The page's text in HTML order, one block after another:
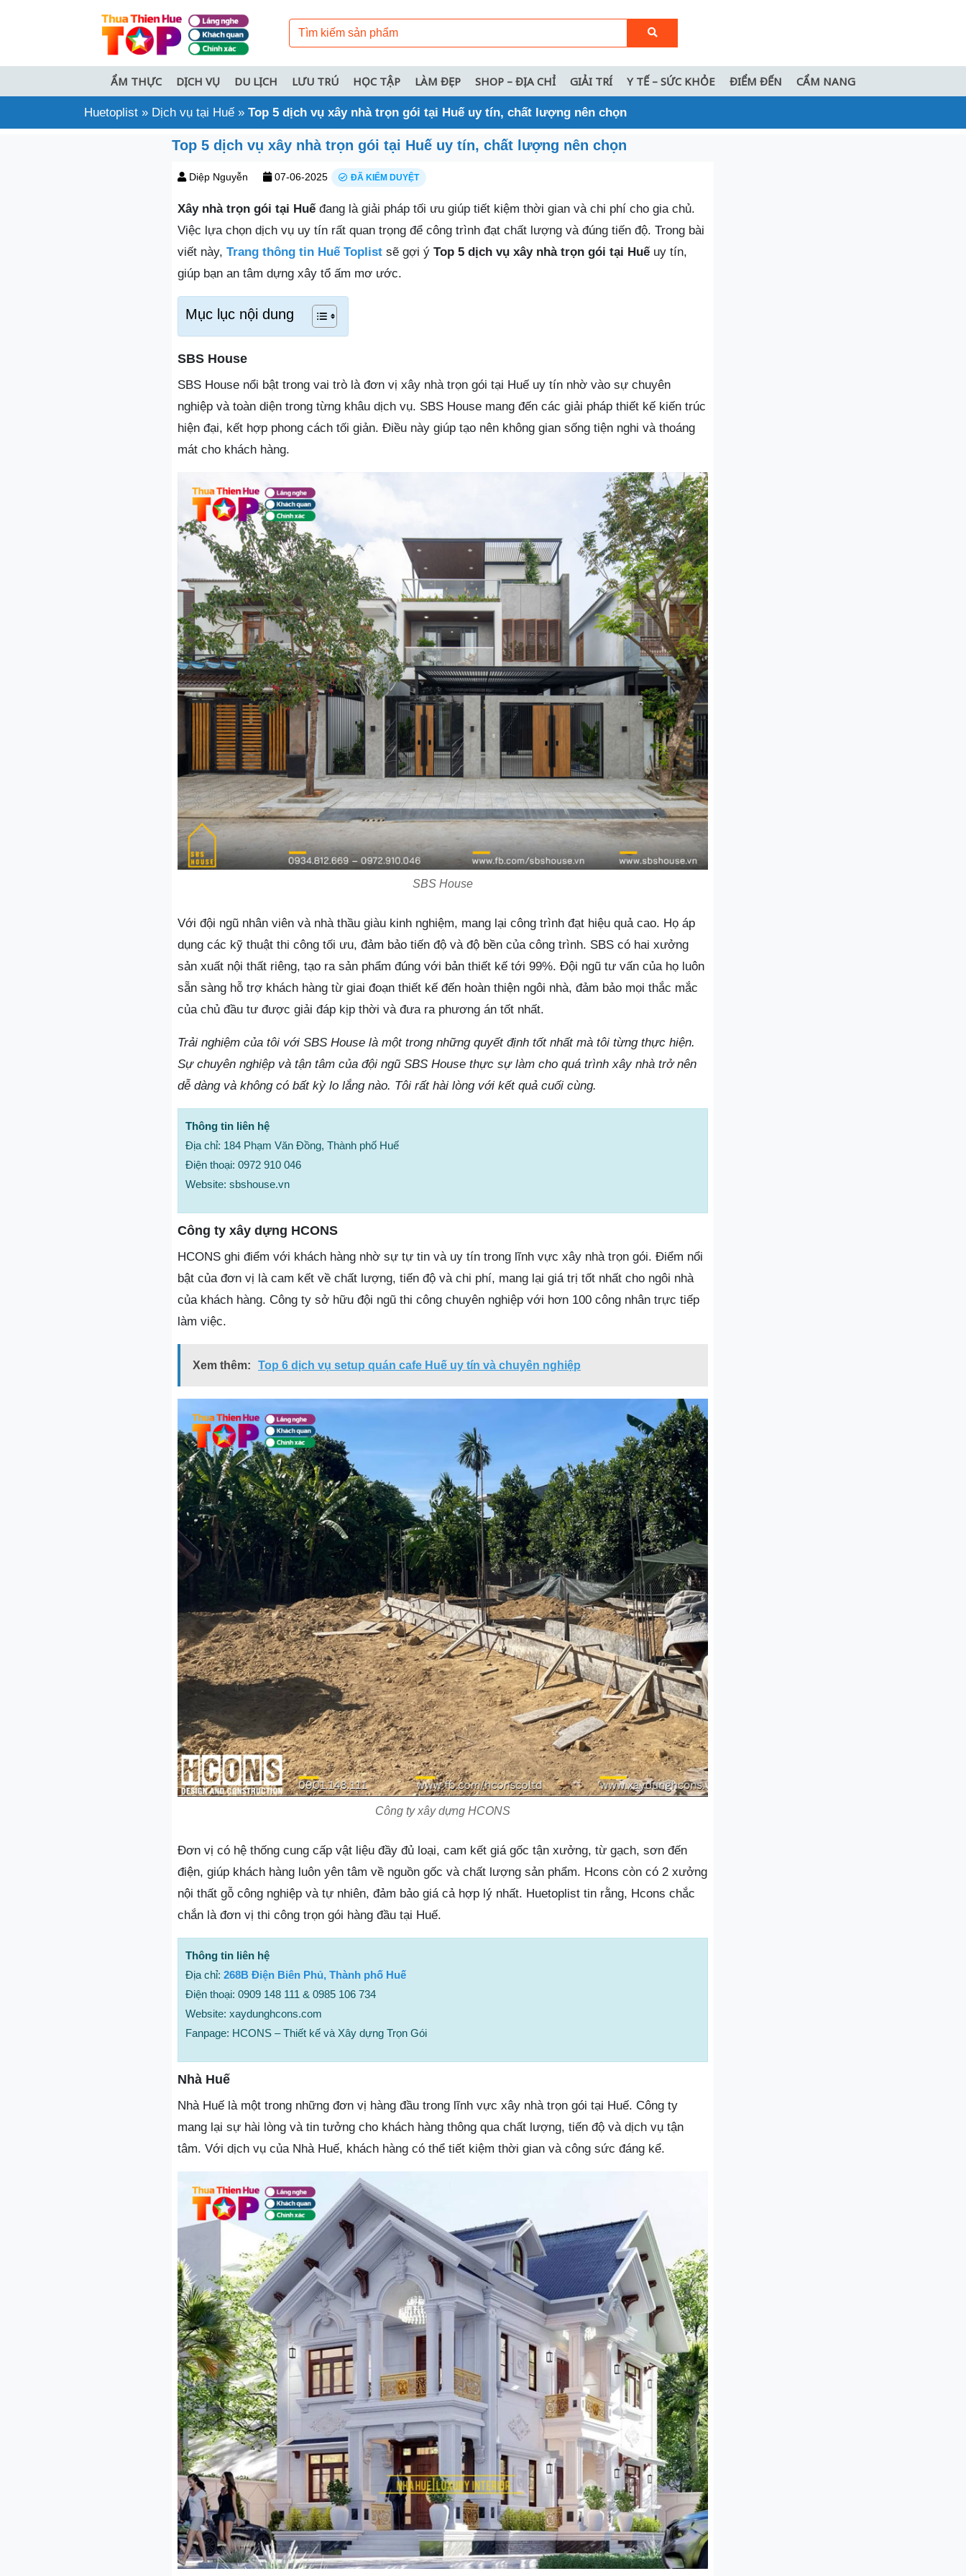
ẨM THỰC DỊCH VỤ DU LỊCH LƯU TRÚ HỌC TẬP LÀM ĐẸP SHOP – ĐỊA CHỈ GIẢI TRÍ Y TẾ – SỨC KHỎE ĐIỂM ĐẾN CẨM NANG
Huetoplist » Dịch vụ tại Huế » Top 5 dịch vụ xây nhà trọn gói tại Huế uy tín, chất lượng nên chọn
Top 5 dịch vụ xây nhà trọn gói tại Huế uy tín, chất lượng nên chọn
Diệp Nguyễn 07-06-2025 ĐÃ KIỂM DUYỆT
Xây nhà trọn gói tại Huếđang là giải pháp tối ưu giúp tiết kiệm thời gian và chi phí cho gia chủ.
Việc lựa chọn dịch vụ uy tín rất quan trọng để công trình đạt chất lượng và đúng tiến độ. Trong bài
viết này, Trang thông tin Huế Toplist sẽ gợi ý Top 5 dịch vụ xây nhà trọn gói tại Huếuy tín,
giúp bạn an tâm dựng xây tổ ấm mơ ước.
Mục lục nội dung
SBS House
SBS House nổi bật trong vai trò là đơn vị xây nhà trọn gói tại Huế uy tín nhờ vào sự chuyên
nghiệp và toàn diện trong từng khâu dịch vụ. SBS House mang đến các giải pháp thiết kế kiến trúc
hiện đại, kết hợp phong cách tối giản. Điều này giúp tạo nên không gian sống tiện nghi và thoáng
mát cho khách hàng.
SBS House
Với đội ngũ nhân viên và nhà thầu giàu kinh nghiệm, mang lại công trình đạt hiệu quả cao. Họ áp
dụng các kỹ thuật thi công tối ưu, đảm bảo tiến độ và độ bền của công trình. SBS có hai xưởng
sản xuất nội thất riêng, tạo ra sản phẩm đúng với bản thiết kế tới 99%. Đội ngũ tư vấn của họ luôn
sẵn sàng hỗ trợ khách hàng từ giai đoạn thiết kế đến hoàn thiện ngôi nhà, đảm bảo mọi thắc mắc
của chủ đầu tư được giải đáp kịp thời và đưa ra phương án tốt nhất.
Trải nghiệm của tôi với SBS House là một trong những quyết định tốt nhất mà tôi từng thực hiện.
Sự chuyên nghiệp và tận tâm của đội ngũ SBS House thực sự làm cho quá trình xây nhà trở nên
dễ dàng và không có bất kỳ lo lắng nào. Tôi rất hài lòng với kết quả cuối cùng.
Thông tin liên hệ
Địa chỉ: 184 Phạm Văn Đồng, Thành phố Huế
Điện thoại: 0972 910 046
Website: sbshouse.vn
Công ty xây dựng HCONS
HCONS ghi điểm với khách hàng nhờ sự tự tin và uy tín trong lĩnh vực xây nhà trọn gói. Điểm nổi
bật của đơn vị là cam kết về chất lượng, tiến độ và chi phí, mang lại giá trị tốt nhất cho ngôi nhà
của khách hàng. Công ty sở hữu đội ngũ thi công chuyên nghiệp với hơn 100 công nhân trực tiếp
làm việc.
Xem thêm: Top 6 dịch vụ setup quán cafe Huế uy tín và chuyên nghiệp
Công ty xây dựng HCONS
Đơn vị có hệ thống cung cấp vật liệu đầy đủ loại, cam kết giá gốc tận xưởng, từ gạch, sơn đến
điện, giúp khách hàng luôn yên tâm về nguồn gốc và chất lượng sản phẩm. Hcons còn có 2 xưởng
nội thất gỗ công nghiệp và tự nhiên, đảm bảo giá cả hợp lý nhất. Huetoplist tin rằng, Hcons chắc
chắn là đơn vị thi công trọn gói hàng đầu tại Huế.
Thông tin liên hệ
Địa chỉ: 268B Điện Biên Phủ, Thành phố Huế
Điện thoại: 0909 148 111 & 0985 106 734
Website: xaydunghcons.com
Fanpage: HCONS – Thiết kế và Xây dựng Trọn Gói
Nhà Huế
Nhà Huế là một trong những đơn vị hàng đầu trong lĩnh vực xây nhà trọn gói tại Huế. Công ty
mang lại sự hài lòng và tin tưởng cho khách hàng thông qua chất lượng, tiến độ và dịch vụ tận
tâm. Với dịch vụ của Nhà Huế, khách hàng có thể tiết kiệm thời gian và công sức đáng kể.